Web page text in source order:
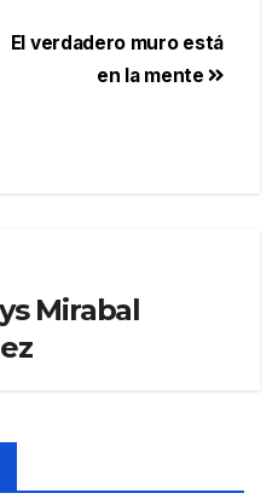
El verdadero muro está
en la mente
Mirabal